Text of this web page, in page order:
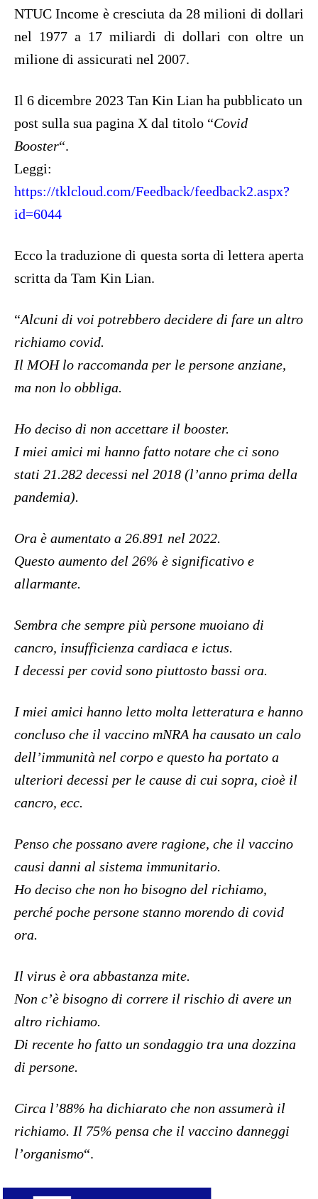
NTUC Income è cresciuta da 28 milioni di dollari
nel 1977 a 17 miliardi di dollari con oltre un
milione di assicurati nel 2007.
Il 6 dicembre 2023 Tan Kin Lian ha pubblicato un
post sulla sua pagina X dal titolo “Covid
Booster“.
Leggi:
https://tklcloud.com/Feedback/feedback2.aspx?
id=6044
Ecco la traduzione di questa sorta di lettera aperta
scritta da Tam Kin Lian.
“Alcuni di voi potrebbero decidere di fare un altro
richiamo covid.
Il MOH lo raccomanda per le persone anziane,
ma non lo obbliga.
Ho deciso di non accettare il booster.
I miei amici mi hanno fatto notare che ci sono
stati 21.282 decessi nel 2018 (l’anno prima della
pandemia).
Ora è aumentato a 26.891 nel 2022.
Questo aumento del 26% è significativo e
allarmante.
Sembra che sempre più persone muoiano di
cancro, insufficienza cardiaca e ictus.
I decessi per covid sono piuttosto bassi ora.
I miei amici hanno letto molta letteratura e hanno
concluso che il vaccino mNRA ha causato un calo
dell’immunità nel corpo e questo ha portato a
ulteriori decessi per le cause di cui sopra, cioè il
cancro, ecc.
Penso che possano avere ragione, che il vaccino
causi danni al sistema immunitario.
Ho deciso che non ho bisogno del richiamo,
perché poche persone stanno morendo di covid
ora.
Il virus è ora abbastanza mite.
Non c’è bisogno di correre il rischio di avere un
altro richiamo.
Di recente ho fatto un sondaggio tra una dozzina
di persone.
Circa l’88% ha dichiarato che non assumerà il
richiamo. Il 75% pensa che il vaccino danneggi
l’organismo“.